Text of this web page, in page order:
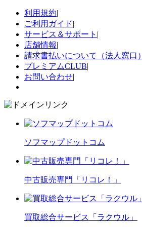
利用規約|
ご利用ガイド|
サービス＆サポート |
店舗情報|
請求書払いについて（法人窓口）
プレミアムCLUB|
お問い合わせ|
ソフマップドットコム
中古販売専門「リコレ！」
買取総合サービス「ラクウル」